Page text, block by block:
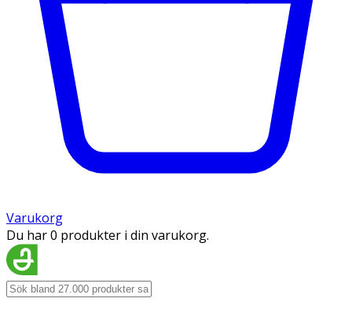
Varukorg
Du har 0 produkter i din varukorg.